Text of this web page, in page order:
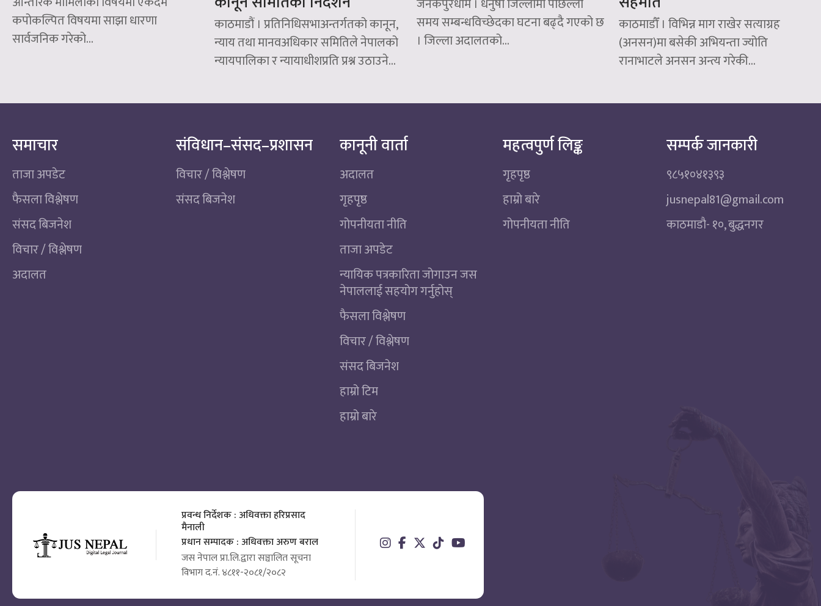
कपोकल्पित विषयमा साझा धारणा
सार्वजनिक गरेको...
काठमाडौं । प्रतिनिधिसभाअन्तर्गतको कानून,
न्याय तथा मानवअधिकार समितिले नेपालको
न्यायपालिका र न्यायाधीशप्रति प्रश्न उठाउने...
जनकपुरधाम । धनुषा जिल्लामा पछिल्लो
समय सम्बन्धविच्छेदका घटना बढ्दै गएको छ
। जिल्ला अदालतको...
काठमाडौँ । विभिन्न माग राखेर सत्याग्रह
(अनसन)मा बसेकी अभियन्ता ज्योति
रानाभाटले अनसन अन्त्य गरेकी...
समाचार
ताजा अपडेट
फैसला विश्लेषण
संसद बिजनेश
विचार / विश्लेषण
अदालत
संविधान–संसद–प्रशासन
विचार / विश्लेषण
संसद बिजनेश
कानूनी वार्ता
अदालत
गृहपृष्ठ
गोपनीयता नीति
ताजा अपडेट
न्यायिक पत्रकारिता जोगाउन जस
नेपाललाई सहयोग गर्नुहोस्
फैसला विश्लेषण
विचार / विश्लेषण
संसद बिजनेश
हाम्रो टिम
हाम्रो बारे
महत्वपुर्ण लिङ्क
गृहपृष्ठ
हाम्रो बारे
गोपनीयता नीति
सम्पर्क जानकारी
९८५१०४१३९३
jusnepal81@gmail.com
काठमाडाै‌- १०, बुद्धनगर
प्रवन्ध निर्देशक : अधिवक्ता हरिप्रसाद
मैनाली
प्रधान सम्पादक : अधिवक्ता अरुण बराल
जस नेपाल प्रा.लि.द्वारा सञ्चालित सूचना
विभाग द.नं. ४८११-२०८१/२०८२